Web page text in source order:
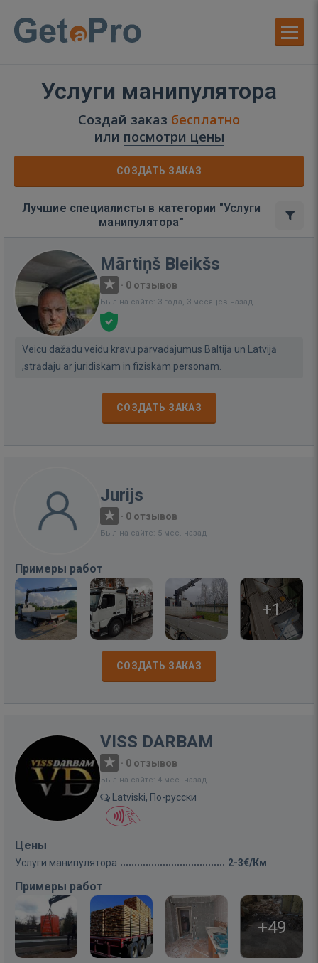
Услуги манипулятора
Создай заказ бесплатно
или посмотри цены
СОЗДАТЬ ЗАКАЗ
Лучшие специалисты в категории "Услуги
манипулятора"
Mārtiņš Bleikšs
· 0 отзывов
Был на сайте: 3 года, 3 месяцев назад
Veicu dažādu veidu kravu pārvadājumus Baltijā un Latvijā
,strādāju ar juridiskām in fiziskām personām.
СОЗДАТЬ ЗАКАЗ
Jurijs
· 0 отзывов
Был на сайте: 5 мес. назад
Примеры работ
+1
СОЗДАТЬ ЗАКАЗ
VISS DARBAM
· 0 отзывов
Был на сайте: 4 мес. назад
Latviski, По-русски
Цены
Услуги манипулятора 2-3€/Км
Примеры работ
+49